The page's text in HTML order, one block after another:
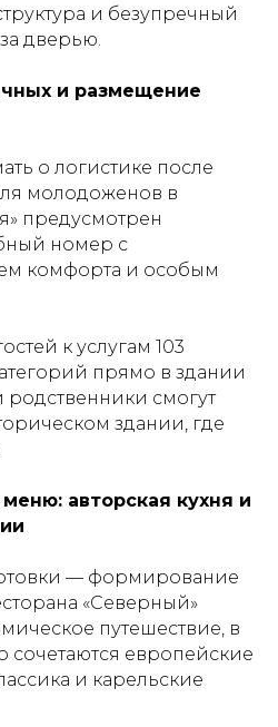
и безупречный
дверью.
и размещение
о логистике после
молодоженов в
предусмотрен
номер с
комфорта и особым
к услугам 103
прямо в здании
родственники смогут
здании, где
авторская кухня и
— формирование
«Северный»
путешествие, в
сочетаются европейские
и карельские